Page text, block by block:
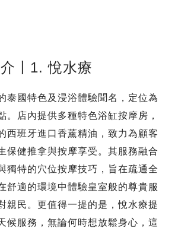
〡1. 悅水療
泰國特色及浸浴體驗聞名，定位為
。店內提供多種特色浴缸按摩房，
西班牙進口香薰精油，致力為顧客
保健推拿與按摩享受。其服務融合
獨特的穴位按摩技巧，旨在疏通全
舒適的環境中體驗皇室般的尊貴服
親民。更值得一提的是，悅水療提
候服務，無論何時想放鬆身心，這